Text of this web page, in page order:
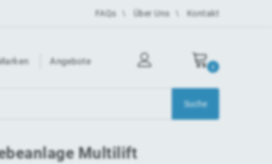
FAQs Über Uns Kontakt
Angebote
Multilift